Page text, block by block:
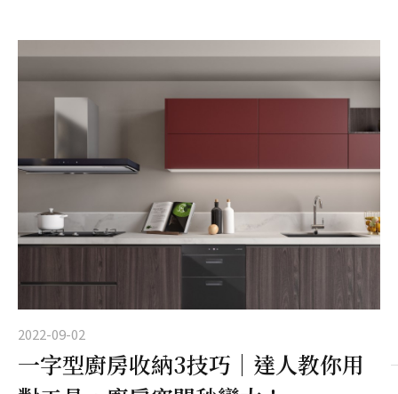
2022-09-02
一字型廚房收納3技巧｜達人教你用